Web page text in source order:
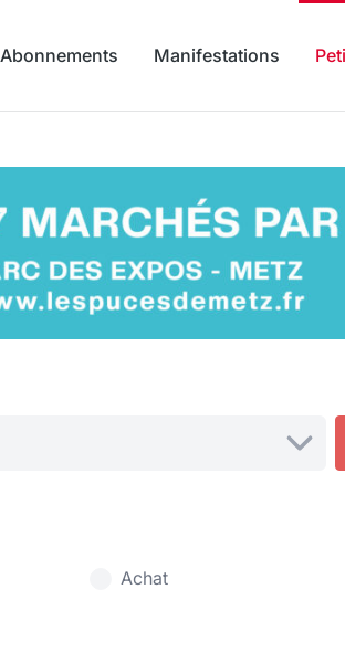
Abonnements Manifestations
Achat